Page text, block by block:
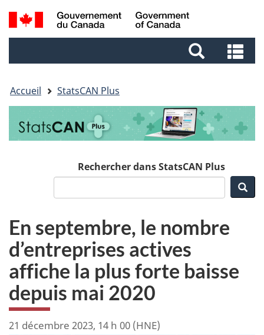
Aller
au
Aller
au
Passer
à
Recherche
et
et
Accueil StatsCAN Plus
Rechercher dans StatsCAN Plus
En septembre, le nombre
d’entreprises actives
affiche la plus forte baisse
depuis mai 2020
21 décembre 2023, 14 h 00 (HNE)